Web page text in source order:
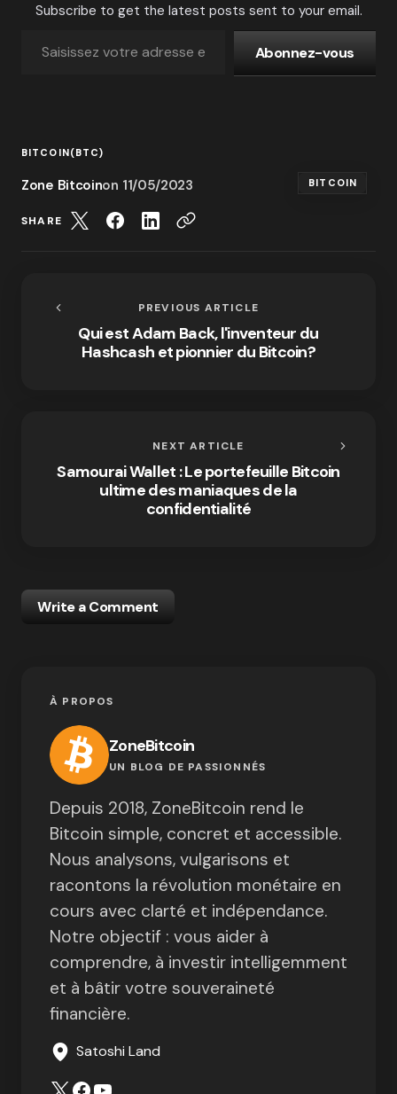
Subscribe to get the latest posts sent to your email.
Abonnez-vous
BITCOIN(BTC)
Zone Bitcoinon 11/05/2023 BITCOIN
SHARE
PREVIOUS ARTICLE
Qui est Adam Back, l'inventeur du
Hashcash et pionnier du Bitcoin?
NEXT ARTICLE
Samourai Wallet : Le portefeuille Bitcoin
ultime des maniaques de la
confidentialité
Write a Comment
À PROPOS
ZoneBitcoin
UN BLOG DE PASSIONNÉS
Depuis 2018, ZoneBitcoin rend le
Bitcoin simple, concret et accessible.
Nous analysons, vulgarisons et
racontons la révolution monétaire en
cours avec clarté et indépendance.
Notre objectif : vous aider à
comprendre, à investir intelligemment
et à bâtir votre souveraineté
financière.
Satoshi Land